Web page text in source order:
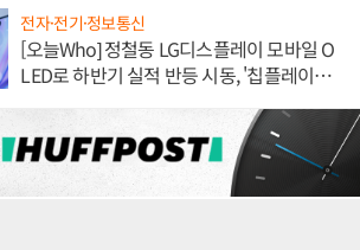
전자·전기·정보통신
[오늘Who] 정철동 LG디스플레이 모바일 O
LED로 하반기 실적 반등 시동, '칩플레이